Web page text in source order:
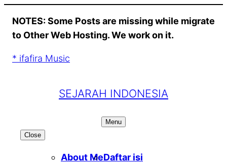
content
NOTES: Some Posts are missing while migrate
to Other Web Hosting. We work on it.
* ifafira Music
SEJARAH INDONESIA
Menu
Close
About MeDaftar isi